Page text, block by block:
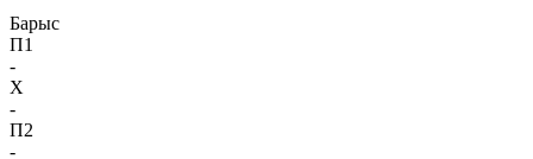
Барыс
П1
-
X
-
П2
-